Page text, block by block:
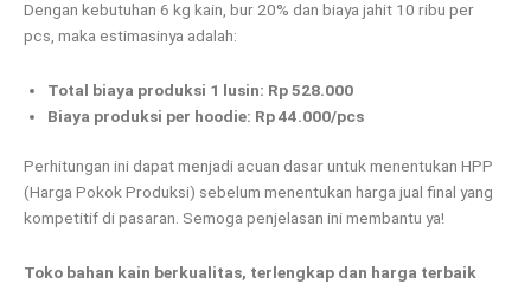
Dengan kebutuhan 6 kg kain, bur 20% dan biaya jahit 10 ribu per
pcs, maka estimasinya adalah:
Total biaya produksi 1 lusin: Rp 528.000
Biaya produksi per hoodie: Rp 44.000/pcs
Perhitungan ini dapat menjadi acuan dasar untuk menentukan HPP
(Harga Pokok Produksi) sebelum menentukan harga jual final yang
kompetitif di pasaran. Semoga penjelasan ini membantu ya!
Toko bahan kain berkualitas, terlengkap dan harga terbaik